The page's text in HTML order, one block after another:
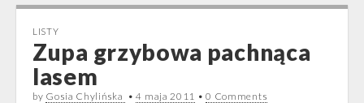
LISTY
Zupa grzybowa pachnąca
lasem
by Gosia Chylińska •4 maja 2011 •0 Comments